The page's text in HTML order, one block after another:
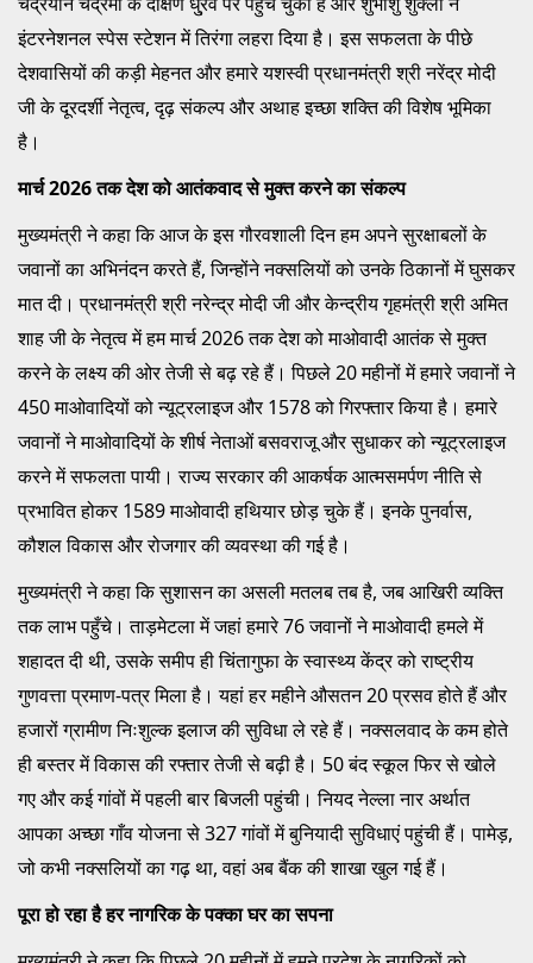
इंटरनेशनल स्पेस स्टेशन में तिरंगा लहरा दिया है। इस सफलता के पीछे
देशवासियों की कड़ी मेहनत और हमारे यशस्वी प्रधानमंत्री श्री नरेंद्र मोदी
जी के दूरदर्शी नेतृत्व, दृढ़ संकल्प और अथाह इच्छा शक्ति की विशेष भूमिका
है।
मार्च 2026 तक देश को आतंकवाद से मुक्त करने का संकल्प
मुख्यमंत्री ने कहा कि आज के इस गौरवशाली दिन हम अपने सुरक्षाबलों के
जवानों का अभिनंदन करते हैं, जिन्होंने नक्सलियों को उनके ठिकानों में घुसकर
मात दी। प्रधानमंत्री श्री नरेन्द्र मोदी जी और केन्द्रीय गृहमंत्री श्री अमित
शाह जी के नेतृत्व में हम मार्च 2026 तक देश को माओवादी आतंक से मुक्त
करने के लक्ष्य की ओर तेजी से बढ़ रहे हैं। पिछले 20 महीनों में हमारे जवानों ने
450 माओवादियों को न्यूट्रलाइज और 1578 को गिरफ्तार किया है। हमारे
जवानों ने माओवादियों के शीर्ष नेताओं बसवराजू और सुधाकर को न्यूट्रलाइज
करने में सफलता पायी। राज्य सरकार की आकर्षक आत्मसमर्पण नीति से
प्रभावित होकर 1589 माओवादी हथियार छोड़ चुके हैं। इनके पुनर्वास,
कौशल विकास और रोजगार की व्यवस्था की गई है।
मुख्यमंत्री ने कहा कि सुशासन का असली मतलब तब है, जब आखिरी व्यक्ति
तक लाभ पहुँचे। ताड़मेटला में जहां हमारे 76 जवानों ने माओवादी हमले में
शहादत दी थी, उसके समीप ही चिंतागुफा के स्वास्थ्य केंद्र को राष्ट्रीय
गुणवत्ता प्रमाण-पत्र मिला है। यहां हर महीने औसतन 20 प्रसव होते हैं और
हजारों ग्रामीण निःशुल्क इलाज की सुविधा ले रहे हैं। नक्सलवाद के कम होते
ही बस्तर में विकास की रफ्तार तेजी से बढ़ी है। 50 बंद स्कूल फिर से खोले
गए और कई गांवों में पहली बार बिजली पहुंची। नियद नेल्ला नार अर्थात
आपका अच्छा गाँव योजना से 327 गांवों में बुनियादी सुविधाएं पहुंची हैं। पामेड़,
जो कभी नक्सलियों का गढ़ था, वहां अब बैंक की शाखा खुल गई हैं।
पूरा हो रहा है हर नागरिक के पक्का घर का सपना